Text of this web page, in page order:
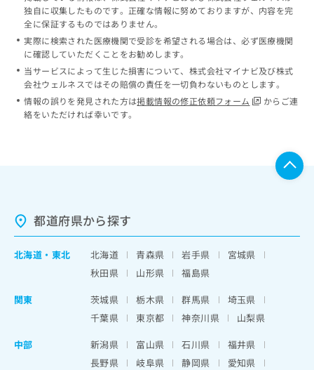
独自に収集したものです。正確な情報に努めておりますが、内容を完
全に保証するものではありません。
実際に検索された医療機関で受診を希望される場合は、必ず医療機関
に確認していただくことをお勧めします。
当サービスによって生じた損害について、株式会社マイナビ及び株式
会社ウェルネスではその賠償の責任を一切負わないものとします。
情報の誤りを発見された方は掲載情報の修正依頼フォーム
からご連
絡をいただければ幸いです。
都道府県から探す
北海道 ・ 東北 北海道 青森県 岩手県
宮城県
秋田県
山形県
福島県
関東
茨城県 栃木県 群馬県
埼玉県
千葉県
東京都 神奈川県
山梨県
中部
新潟県 富山県 石川県
福井県
長野県
岐阜県 静岡県
愛知県